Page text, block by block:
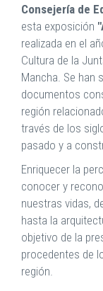
Consejería de
esta exposición
realizada en el
Cultura de la
Mancha. Se han
documentos
región
través de los
pasado y a
Enriquecer la
conocer y
nuestras vidas,
hasta la
objetivo de la
procedentes de
región.